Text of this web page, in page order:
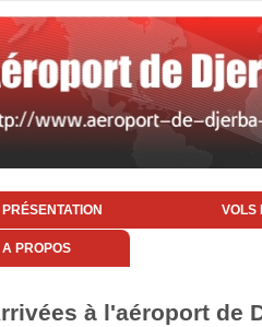
PRÉSENTATION VOLS
A PROPOS
à l'aéroport de